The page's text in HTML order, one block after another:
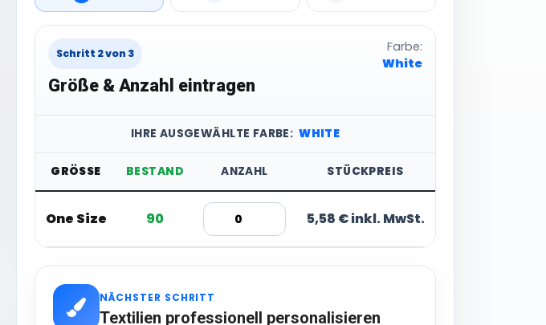
Schritt 2 von 3
Größe & Anzahl eintragen
Farbe:
White
IHRE AUSGEWÄHLTE FARBE: WHITE
GRÖSSE BESTAND ANZAHL STÜCKPREIS
One Size 90 5,58 € inkl. MwSt.
NÄCHSTER SCHRITT
Textilien professionell personalisieren